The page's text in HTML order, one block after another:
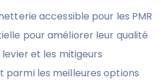
accessible pour les PMR
pour améliorer leur qualité
levier et les mitigeurs
parmi les meilleures options